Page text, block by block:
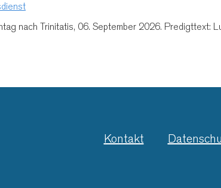
nach Trinitatis, 06. September 2026. Predigttext:
Kontakt